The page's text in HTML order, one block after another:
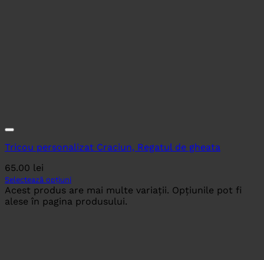
Tricou personalizat Craciun, Regatul de gheata
65.00 lei
Selectează opțiuni
Acest produs are mai multe variații. Opțiunile pot fi
alese în pagina produsului.